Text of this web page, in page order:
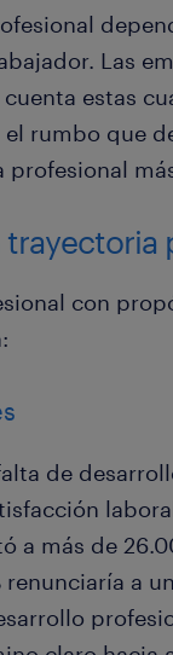
Las
estas
rumbo que
con
de
a más de
a